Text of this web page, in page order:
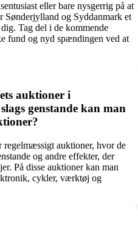
eller bare nysgerrig på at
Sønderjylland og Syddanmark et
Tag del i de kommende
fund og nyd spændingen ved at
auktioner i
genstande kan man
auktioner, hvor de
og andre effekter, der
På disse auktioner kan man
cykler, værktøj og